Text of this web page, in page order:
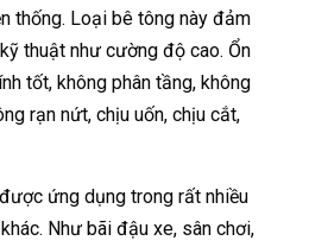
thống. Loại bê tông này đảm
thuật như cường độ cao. Ổn
tốt, không phân tầng, không
rạn nứt, chịu uốn, chịu cắt,
ứng dụng trong rất nhiều
Như bãi đậu xe, sân chơi,